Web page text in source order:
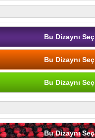
Bu Dizaynı Seç
Bu Dizaynı Seç
Bu Dizaynı Seç
Bu Dizaynı Seç